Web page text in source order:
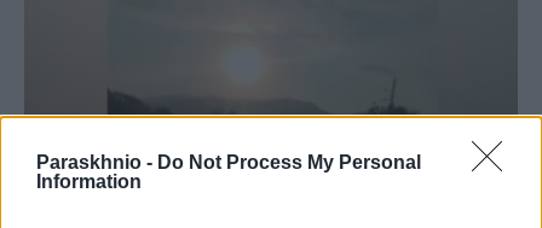
Paraskhnio - Do Not Process My Personal
Information